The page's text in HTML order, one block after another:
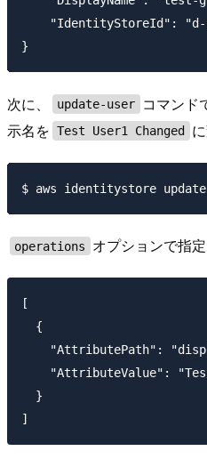
"IdentityStoreId":
次に、 update-user コマンド
示名を Test User1 Changed
operations オプションで指
[
  {
"AttributePath":
"AttributeValue":
  }